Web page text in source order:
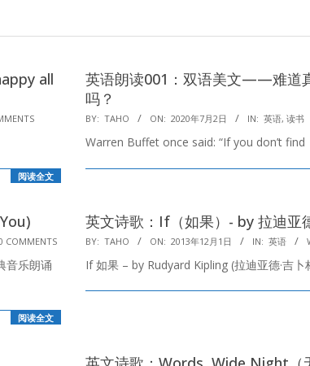
all
阅读全文
英语朗读001：双语美文——难道
吗？
2020-
07-
BY: TAHO ON: 2020年7月2日 IN: 英语, 读书
Warren Buffet once said: “If you don’t find
COMMENTS
音乐朗诵
阅读全文
英文诗歌：If（如果）- by 拉迪亚
2013-
12-
BY: TAHO ON: 2013年12月1日 IN: 英语
If 如果 – by Rudyard Kipling (拉迪亚德·吉